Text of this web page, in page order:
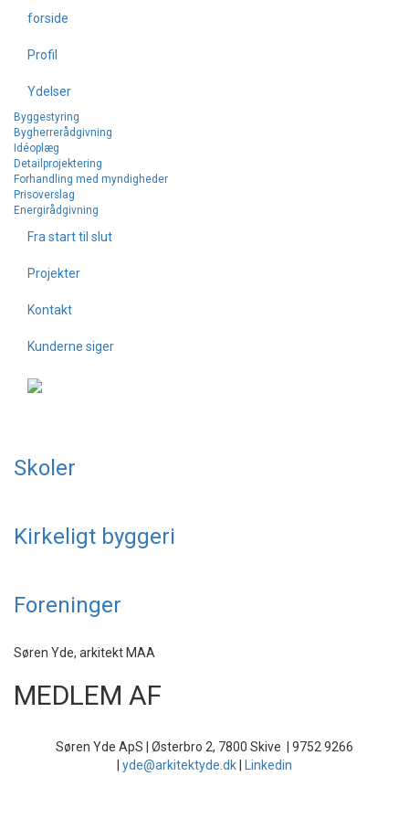
forside
Profil
Ydelser
Byggestyring
Bygherrerådgivning
Idéoplæg
Detailprojektering
Forhandling med myndigheder
Prisoverslag
Energirådgivning
Fra start til slut
Projekter
Kontakt
Kunderne siger
Projekter
Herunder finder du en række udvalgte projekter
Boliger
Fritid
Erhverv
Skoler
Kirkeligt byggeri
Foreninger
Søren Yde, arkitekt MAA
MEDLEM AF
Søren Yde ApS | Østerbro 2, 7800 Skive | 9752 9266
yde@arkitektyde.dk Linkedin